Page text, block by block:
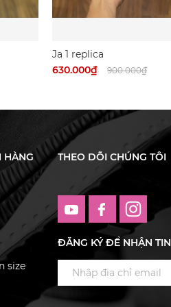
Ja 1 replica
630.000₫
900.000₫
HÀNG
size
THEO DÕI CHÚNG TÔI
ĐĂNG KÝ ĐỂ NHẬN TIN